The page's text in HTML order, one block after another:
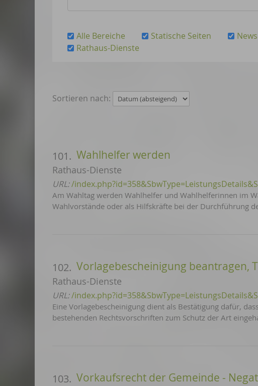
Alle Bereiche Statische Seiten
Rathaus-Dienste
Sortieren nach:
101. Wahlhelfer werden
Rathaus-Dienste
URL: /
Am Wahltag werden Wahlhelfer und Wahlhelferinnen im
Wahlvorstände oder als Hilfskräfte bei der Durchführung
102. Vorlagebescheinigung beantragen,
Rathaus-Dienste
URL: /
Eine Vorlagebescheinigung dient als Bestätigung dafür,
bestehenden Rechtsvorschriften zum Schutz der Art
103. Vorkaufsrecht der Gemeinde -